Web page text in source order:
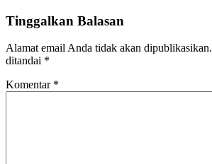
Tinggalkan Balasan
Alamat email Anda tidak akan dipublikasikan.
ditandai *
Komentar *